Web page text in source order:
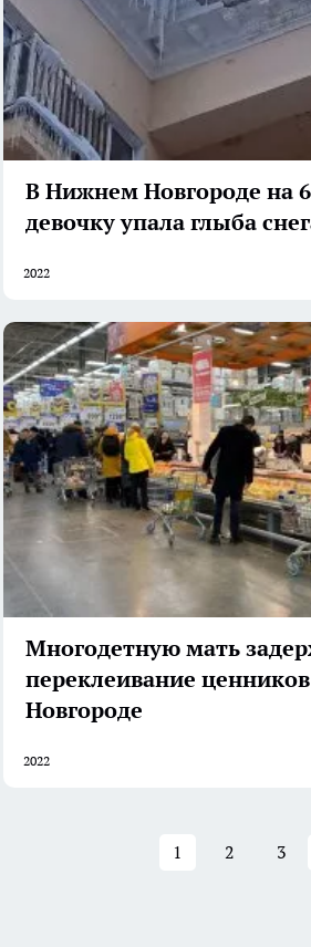
В Нижнем Новгороде на
девочку упала глыба
2022
Многодетную мать
переклеивание
Новгороде
2022
1 2 3